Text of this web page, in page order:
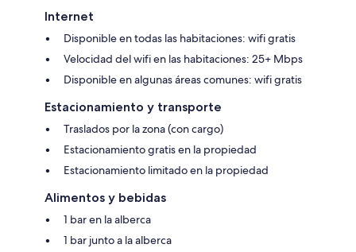
Internet
Disponible en todas las habitaciones: wifi gratis
Velocidad del wifi en las habitaciones: 25+ Mbps
Disponible en algunas áreas comunes: wifi gratis
Estacionamiento y transporte
Traslados por la zona (con cargo)
Estacionamiento gratis en la propiedad
Estacionamiento limitado en la propiedad
Alimentos y bebidas
1 bar en la alberca
1 bar junto a la alberca